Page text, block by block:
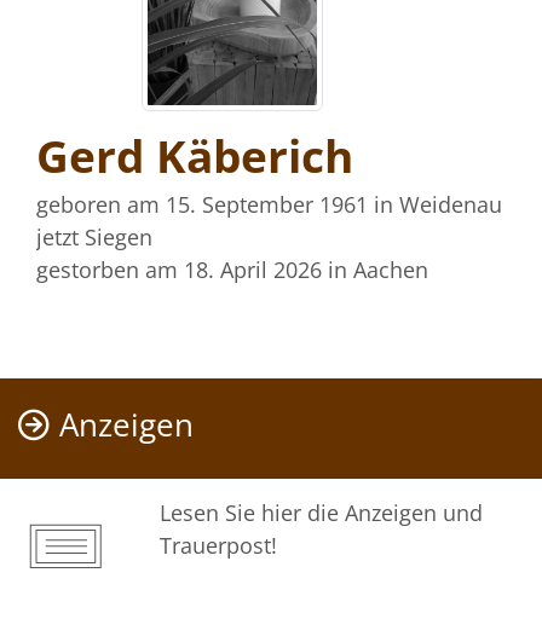
Gerd Käberich
geboren am 15. September 1961 in Weidenau
jetzt Siegen
gestorben am 18. April 2026 in Aachen
Anzeigen
Lesen Sie hier die Anzeigen und
Trauerpost!